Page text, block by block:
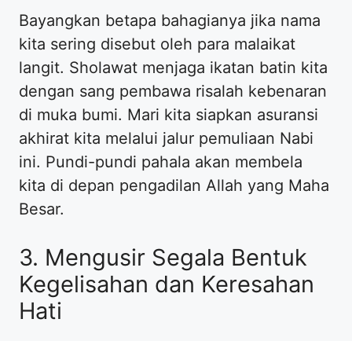
Bayangkan betapa bahagianya jika nama
kita sering disebut oleh para malaikat
langit. Sholawat menjaga ikatan batin kita
dengan sang pembawa risalah kebenaran
di muka bumi. Mari kita siapkan asuransi
akhirat kita melalui jalur pemuliaan Nabi
ini. Pundi-pundi pahala akan membela
kita di depan pengadilan Allah yang Maha
Besar.
3. Mengusir Segala Bentuk
Kegelisahan dan Keresahan
Hati